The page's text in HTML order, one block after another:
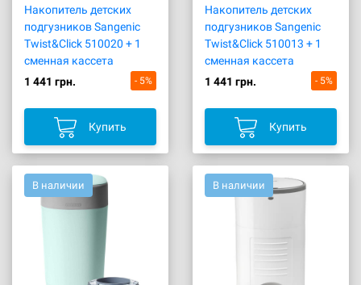
Накопитель детских
подгузников Sangenic
Twist&Click 510020 + 1
сменная кассета
1 441 грн.
- 5%
Купить
Накопитель детских
подгузников Sangenic
Twist&Click 510013 + 1
сменная кассета
1 441 грн.
- 5%
Купить
В наличии В наличии